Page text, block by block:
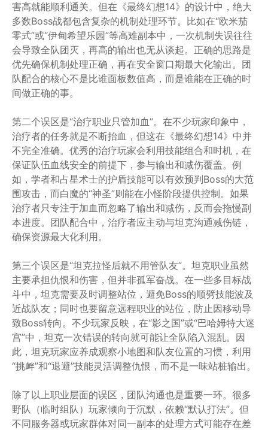
害高就能顺利通关。但在《最终幻想14》的设计中，绝大
多数Boss战都包含复杂的机制处理环节。比如在“欧米茄
零式”或“伊甸希望乐园”等高难副本中，一次机制失误往往
会导致全队团灭，再高的输出也无从谈起。正确的思路是
优先确保机制处理正确，再在安全窗口期最大化输出。团
队配合的核心不是比谁面板数值高，而是谁能在正确的时
间做正确的事。
第二个误区是“治疗职业只管加血”。在不少玩家印象中，
治疗者的任务就是不断抬血，但这在《最终幻想14》中并
不完全准确。优秀的治疗玩家会利用技能组合和时机，在
保证队伍血线安全的前提下，参与输出和减伤覆盖。例
如，学者和占星术士的护盾技能可以有效预判Boss的大范
围攻击，而白魔的“神圣”则能在小怪阶段提供控制。如果
治疗者只专注于加血而忽略了输出和减伤，反而会拖慢副
本进度。团队配合中，治疗者应主动与坦克沟通减伤链，
确保资源最大化利用。
第三个误区是“坦克拉怪后就不用管队友”。坦克职业虽然
主要承担仇恨和伤害，但并非孤军奋战。在一些多目标战
斗中，坦克需要及时调整站位，避免Boss的顺劈技能波及
近战队友；同时也要留意远程职业的站位，防止因移动导
致Boss转向。不少玩家反映，在“影之国”或“巴哈姆特大迷
宫”中，坦克一次错误的转向就可能让全队陷入混乱。因
此，坦克玩家应养成观察小地图和队友位置的习惯，利用
“挑衅”和“退避”技能灵活调整仇恨，而不是一味站桩输出。
除了以上职业层面的误区，团队沟通也是重要一环。很多
野队（临时组队）玩家倾向于沉默，依赖“默认打法”。但
不同服务器或玩家群体对同一副本的处理方式可能存在差